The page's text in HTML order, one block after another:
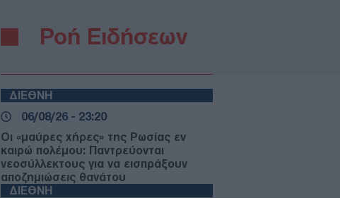
Ροή Ειδήσεων
ΔΙΕΘΝΗ
06/08/26 - 23:20
Οι «μαύρες χήρες» της Ρωσίας εν
καιρώ πολέμου: Παντρεύονται
νεοσύλλεκτους για να εισπράξουν
αποζημιώσεις θανάτου
ΔΙΕΘΝΗ